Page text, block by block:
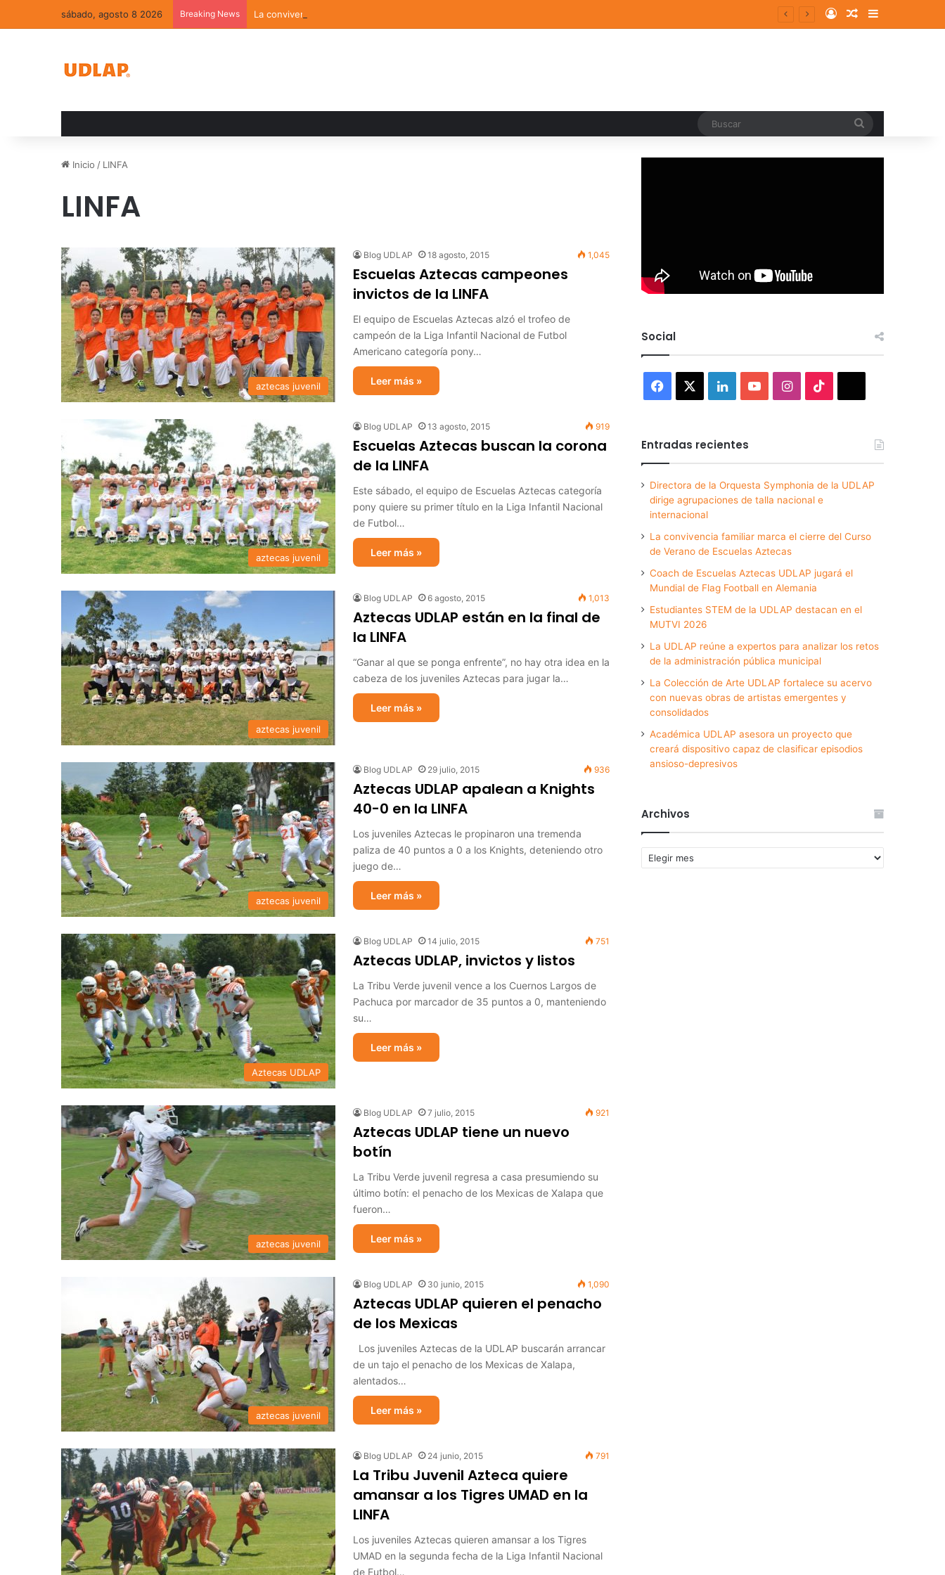
sábado, agosto 8 2026 Breaking News La convivencia familiar marca el cierre del Curso de Verano de Escuelas Aztecas Log InRandom Article
Sidebar
Inicio / LINFA
LINFA
aztecas juvenil
Blog UDLAP 18 agosto, 2015 1,045
Escuelas Aztecas campeones
invictos de la LINFA
El equipo de Escuelas Aztecas alzó el trofeo de
campeón de la Liga Infantil Nacional de Futbol
Americano categoría pony…
Leer más »
aztecas juvenil
Blog UDLAP 13 agosto, 2015 919
Escuelas Aztecas buscan la corona
de la LINFA
Este sábado, el equipo de Escuelas Aztecas categoría
pony quiere su primer título en la Liga Infantil Nacional
de Futbol…
Leer más »
aztecas juvenil
Blog UDLAP 6 agosto, 2015 1,013
Aztecas UDLAP están en la final de
la LINFA
“Ganar al que se ponga enfrente”, no hay otra idea en la
cabeza de los juveniles Aztecas para jugar la…
Leer más »
aztecas juvenil
Blog UDLAP 29 julio, 2015 936
Aztecas UDLAP apalean a Knights
40-0 en la LINFA
Los juveniles Aztecas le propinaron una tremenda
paliza de 40 puntos a 0 a los Knights, deteniendo otro
juego de…
Leer más »
Aztecas UDLAP
Blog UDLAP 14 julio, 2015 751
Aztecas UDLAP, invictos y listos
La Tribu Verde juvenil vence a los Cuernos Largos de
Pachuca por marcador de 35 puntos a 0, manteniendo
su…
Leer más »
aztecas juvenil
Blog UDLAP 7 julio, 2015 921
Aztecas UDLAP tiene un nuevo
botín
La Tribu Verde juvenil regresa a casa presumiendo su
último botín: el penacho de los Mexicas de Xalapa que
fueron…
Leer más »
aztecas juvenil
Blog UDLAP 30 junio, 2015 1,090
Aztecas UDLAP quieren el penacho
de los Mexicas
Los juveniles Aztecas de la UDLAP buscarán arrancar
de un tajo el penacho de los Mexicas de Xalapa,
alentados…
Leer más »
Blog UDLAP 24 junio, 2015 791
La Tribu Juvenil Azteca quiere
amansar a los Tigres UMAD en la
LINFA
Los juveniles Aztecas quieren amansar a los Tigres
UMAD en la segunda fecha de la Liga Infantil Nacional
de Futbol…
Social
Facebook LinkedInYouTubeInstagram
Entradas recientes
Directora de la Orquesta Symphonia de la UDLAP
dirige agrupaciones de talla nacional e
internacional
La convivencia familiar marca el cierre del Curso
de Verano de Escuelas Aztecas
Coach de Escuelas Aztecas UDLAP jugará el
Mundial de Flag Football en Alemania
Estudiantes STEM de la UDLAP destacan en el
MUTVI 2026
La UDLAP reúne a expertos para analizar los retos
de la administración pública municipal
La Colección de Arte UDLAP fortalece su acervo
con nuevas obras de artistas emergentes y
consolidados
Académica UDLAP asesora un proyecto que
creará dispositivo capaz de clasificar episodios
ansioso-depresivos
Archivos
Archivos